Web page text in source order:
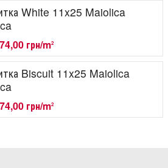
White 11x25 Maiolica
грн/m2
Biscuit 11x25 Maiolica
грн/m2